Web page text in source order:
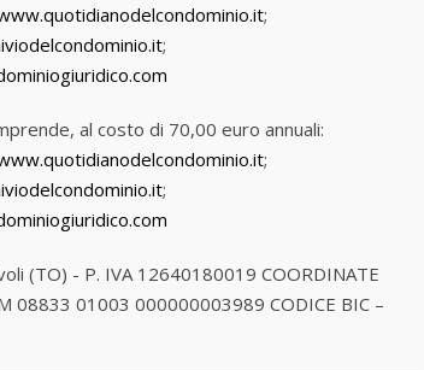
;
;
al costo di 70,00 euro annuali:
;
;
(TO) - P. IVA 12640180019 COORDINATE
08833 01003 000000003989 CODICE BIC –